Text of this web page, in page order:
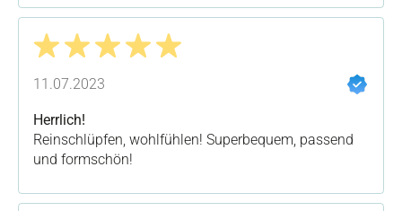
Bewertung mit 5 von 5 Sternen
11.07.2023
Herrlich!
Reinschlüpfen, wohlfühlen! Superbequem, passend
und formschön!